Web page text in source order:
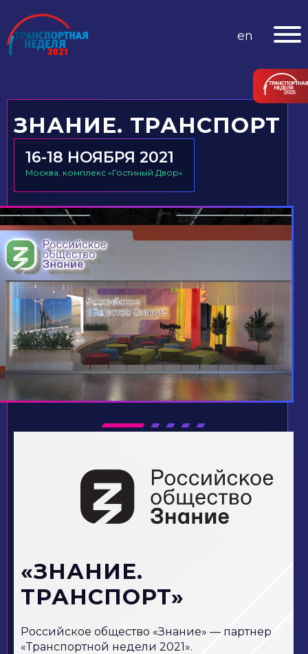
en
16-18 НОЯБРЯ 2021
Москва, комплекс «Гостиный Двор»
ЗНАНИЕ. ТРАНСПОРТ
«ЗНАНИЕ.
ТРАНСПОРТ»
Российское общество «Знание» — партнер
«Транспортной недели 2021».